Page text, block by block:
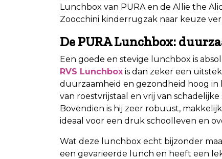
Lunchbox van PURA en de Allie the
Zoocchini kinderrugzak naar keuze
De PURA Lunchbox:
Een goede en stevige lunchbox is
RVS Lunchbox is dan zeker een
duurzaamheid en gezondheid hoog
van roestvrijstaal en vrij van
Bovendien is hij zeer robuust,
ideaal voor een druk schoolleven en
Wat deze lunchbox echt bijzonder
een gevarieerde lunch en heeft een